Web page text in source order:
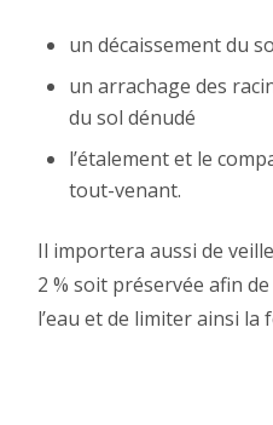
un décaissement du
un arrachage des
du sol dénudé
l’étalement et le
tout-venant.
Il importera aussi de
2 % soit préservée afin
l’eau et de limiter ainsi la